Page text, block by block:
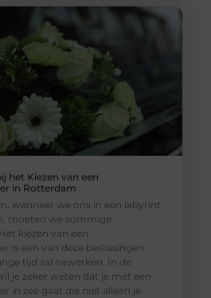
het Kiezen van een
in Rotterdam
wanneer we ons in een labyrint
moeten we sommige
kiezen van een
is een van deze beslissingen
tijd zal nawerken. In de
je zeker weten dat je met een
in zee gaat die niet alleen je